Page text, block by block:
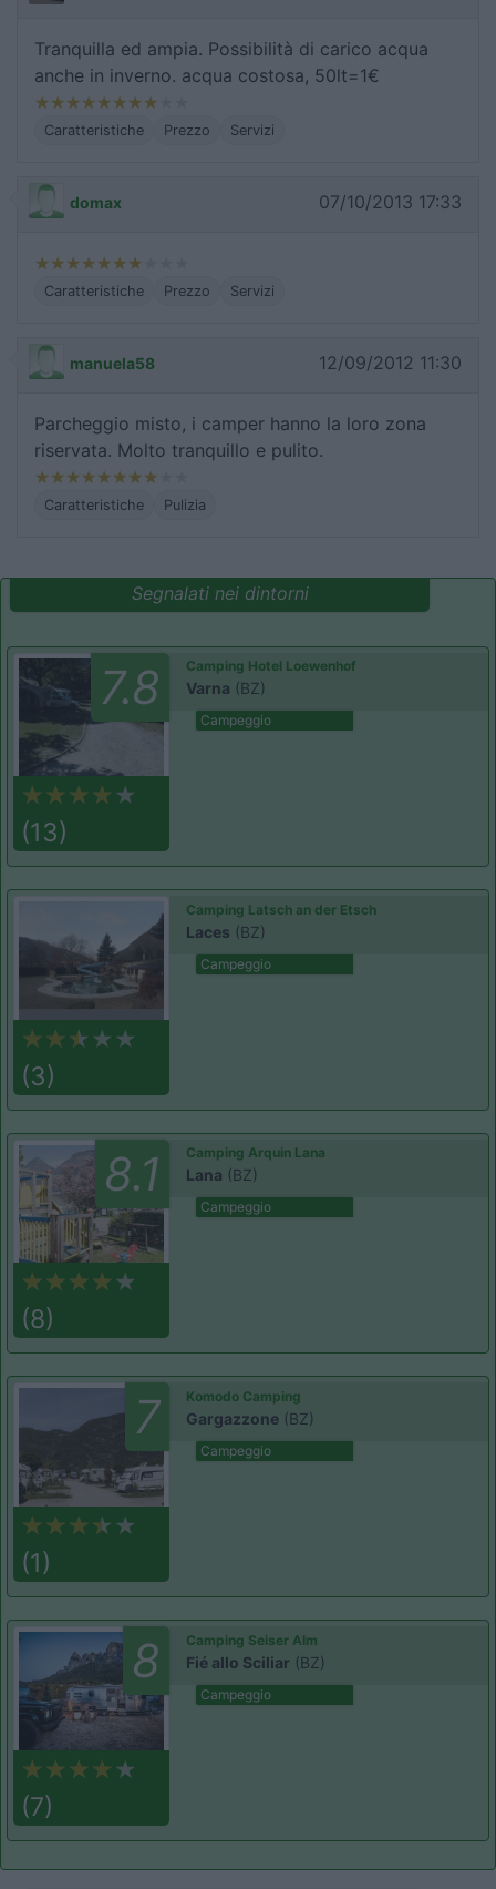
Tranquilla ed ampia. Possibilità di carico acqua
anche in inverno. acqua costosa, 50lt=1€
Caratteristiche Prezzo Servizi
domax 07/10/2013 17:33
Caratteristiche Prezzo Servizi
manuela58 12/09/2012 11:30
Parcheggio misto, i camper hanno la loro zona
riservata. Molto tranquillo e pulito.
Caratteristiche Pulizia
Segnalati nei dintorni
7.8
(13)
Camping Hotel Loewenhof
Varna (BZ)
Campeggio
(3)
Camping Latsch an der Etsch
Laces (BZ)
Campeggio
8.1
(8)
Camping Arquin Lana
Lana (BZ)
Campeggio
7
(1)
Komodo Camping
Gargazzone (BZ)
Campeggio
8
(7)
Camping Seiser Alm
Fié allo Sciliar (BZ)
Campeggio